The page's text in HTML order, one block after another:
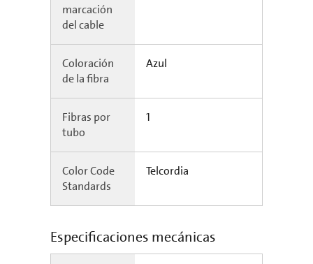
marcación
del cable
Coloración
de la fibra
Azul
Fibras por
tubo
1
Color Code
Standards
Telcordia
Especificaciones mecánicas